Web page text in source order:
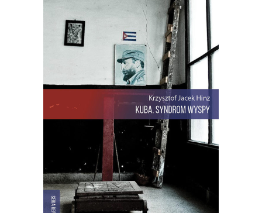
[EBOOK] Krzysztof Jacek Hinz –
KUBA. SYNDROM WYSPY
Krzysztof Jacek Hinz rozpoczyna swoją
opowieść o Kubie w dniu, w którym
obudził go telewizyjny komunikat, że
oto został wrogiem rewolucji.
Paszkwilancki wstępniak o polskim
dyplomacie napisał w „Granmie” sam
Fidel… Kuba. Syndrom wyspy to
reporterska książka o wyspie Fidela […]
44.00 zł 22.00zł
KSIĄŻKA DO KOSZYKA